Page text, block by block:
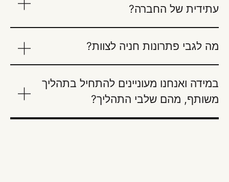
עתידית של החברה?
מה לגבי פתרונות חניה לצוות?
במידה ואנחנו מעוניינים להתחיל בתהליך
משותף, מהם שלבי התהליך?